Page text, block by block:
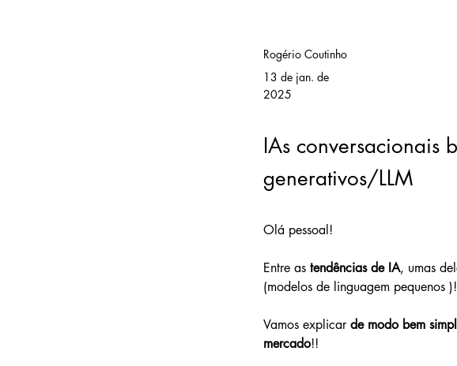
Rogério Coutinho
13 de jan. de
2025
IAs conversacionais
generativos/LLM
Olá pessoal!
Entre as tendências de IA, umas
(modelos de linguagem pequenos
Vamos explicar de modo bem
mercado!!